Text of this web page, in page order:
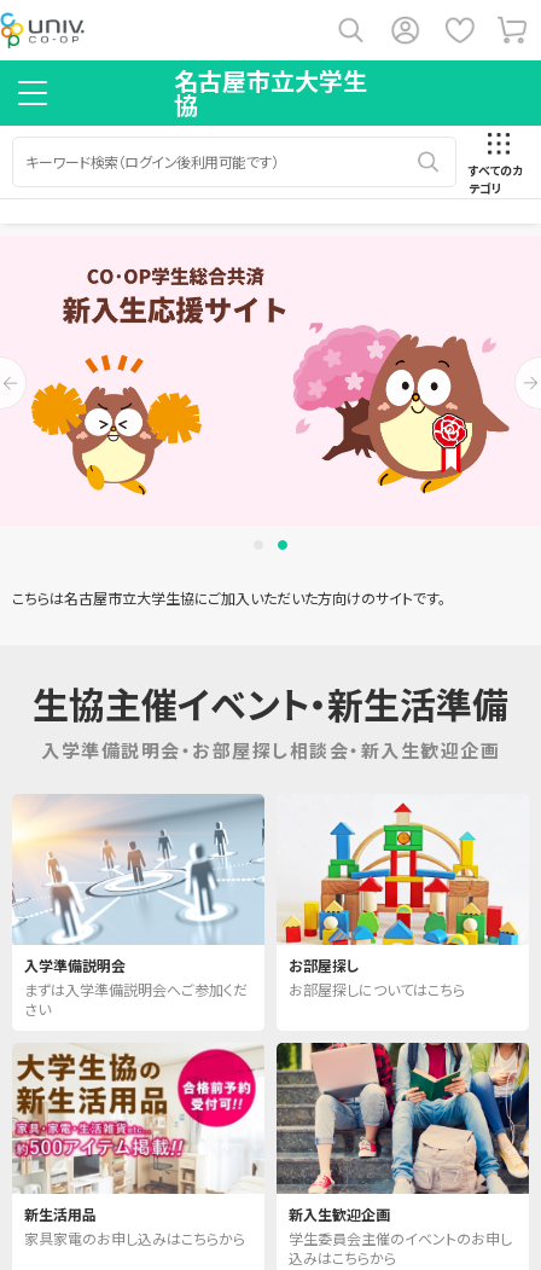
名古屋市立大学生
協
すべてのカ
テゴリ
こちらは名古屋市立大学生協にご加入いただいた方向けのサイトです。
生協主催イベント・新生活準備
入学準備説明会・お部屋探し相談会・新入生歓迎企画
入学準備説明会
まずは入学準備説明会へご参加くだ
さい
お部屋探し
お部屋探しについてはこちら
新生活用品
家具家電のお申し込みはこちらから
新入生歓迎企画
学生委員会主催のイベントのお申し
込みはこちらから